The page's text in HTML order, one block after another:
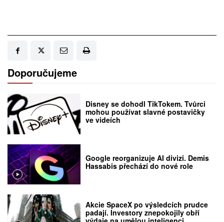
Doporučujeme
Disney se dohodl TikTokem. Tvůrci
mohou používat slavné postavičky
ve videích
Google reorganizuje AI divizi. Demis
Hassabis přechází do nové role
Akcie SpaceX po výsledcích prudce
padají. Investory znepokojily obří